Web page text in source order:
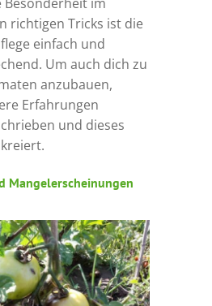
richtigen Tricks ist die
einfach und
Um auch dich zu
anzubauen,
Erfahrungen
und dieses
Mangelerscheinungen